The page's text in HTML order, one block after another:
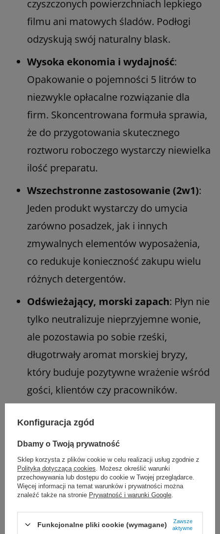
czyszczonych powierzchniach lepkiego
filmu ani matowych śladów. Podłogi
odzyskują swój naturalny blask.
Wysoka ekonomia i wydajność:
Opakowanie o pojemności 5 litrów to
niezwykle opłacalne rozwiązanie dla
firm. Skoncentrowana formuła sprawia,
że do przygotowania skutecznego
roztworu roboczego wystarczy niewielka
ilość preparatu.
Wszechstronne zastosowanie (2w1):
Jeden produkt wystarczy do umycia
zarówno posadzek, jak i innych
zmywalnych elementów wyposażenia,
co redukuje konieczność zakupu wielu
różnych detergentów.
Odświeżający, morski zapach: Płyn nie
tylko neutralizuje nieprzyjemne wonie,
ale pozostawia po sobie rześki,
długotrwały aromat morskiej bryzy,
który buduje pozytywne wrażenie wśród
gości, klientów czy pracowników.
Gdzie Cif Brilliance Ocean sprawdzi się
najlepiej
Preparat charakteryzuje się wyjątkową
uniwersalnością i jest w pełni bezpieczny dla
materiałów odpornych na działanie wody.
Doskonale nadaje się do:
Konfiguracja zgód
Dbamy o Twoją prywatność
Sklep korzysta z plików cookie w celu realizacji usług zgodnie z
Polityką dotyczącą cookies . Możesz określić warunki
przechowywania lub dostępu do cookie w Twojej przeglądarce.
Więcej informacji na temat warunków i prywatności można
znaleźć także na stronie Prywatność i warunki Google
Funkcjonalne pliki cookie (wymagane)
Zawsze
aktywne